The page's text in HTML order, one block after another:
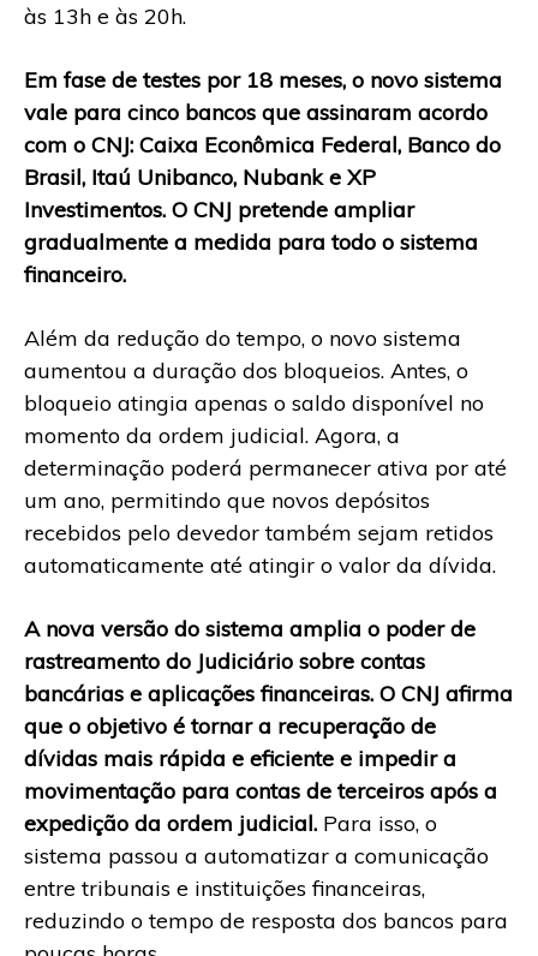
às 13h e às 20h.
Em fase de testes por 18 meses, o novo sistema
vale para cinco bancos que assinaram acordo
com o CNJ: Caixa Econômica Federal, Banco do
Brasil, Itaú Unibanco, Nubank e XP
Investimentos. O CNJ pretende ampliar
gradualmente a medida para todo o sistema
financeiro.
Além da redução do tempo, o novo sistema
aumentou a duração dos bloqueios. Antes, o
bloqueio atingia apenas o saldo disponível no
momento da ordem judicial. Agora, a
determinação poderá permanecer ativa por até
um ano, permitindo que novos depósitos
recebidos pelo devedor também sejam retidos
automaticamente até atingir o valor da dívida.
A nova versão do sistema amplia o poder de
rastreamento do Judiciário sobre contas
bancárias e aplicações financeiras. O CNJ afirma
que o objetivo é tornar a recuperação de
dívidas mais rápida e eficiente e impedir a
movimentação para contas de terceiros após a
expedição da ordem judicial. Para isso, o
sistema passou a automatizar a comunicação
entre tribunais e instituições financeiras,
reduzindo o tempo de resposta dos bancos para